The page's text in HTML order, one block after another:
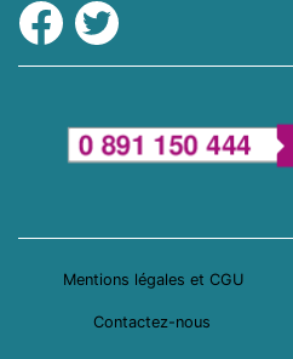
Facebook
Twitter
Mentions légales et CGU
Contactez-nous